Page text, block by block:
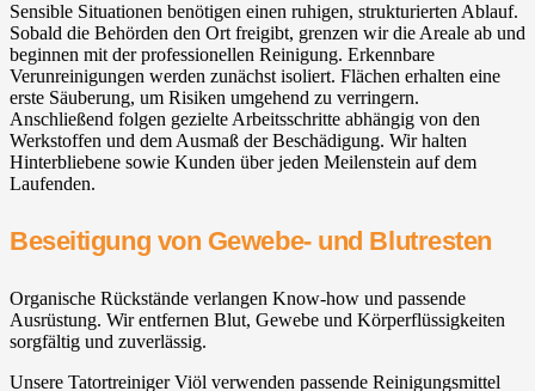
Sensible Situationen benötigen einen ruhigen, strukturierten Ablauf.
Sobald die Behörden den Ort freigibt, grenzen wir die Areale ab und
beginnen mit der professionellen Reinigung. Erkennbare
Verunreinigungen werden zunächst isoliert. Flächen erhalten eine
erste Säuberung, um Risiken umgehend zu verringern.
Anschließend folgen gezielte Arbeitsschritte abhängig von den
Werkstoffen und dem Ausmaß der Beschädigung. Wir halten
Hinterbliebene sowie Kunden über jeden Meilenstein auf dem
Laufenden.
Beseitigung von Gewebe- und Blutresten
Organische Rückstände verlangen Know-how und passende
Ausrüstung. Wir entfernen Blut, Gewebe und Körperflüssigkeiten
sorgfältig und zuverlässig.
Unsere Tatortreiniger Viöl verwenden passende Reinigungsmittel